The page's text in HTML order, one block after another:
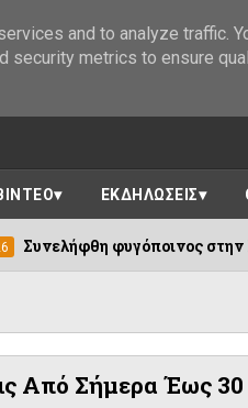
ΕΚΔΗΛΩΣΕΙΣ
στην Κακαβιά
Από Σήμερα Έως
and to analyze traffic.
security metrics to ensure